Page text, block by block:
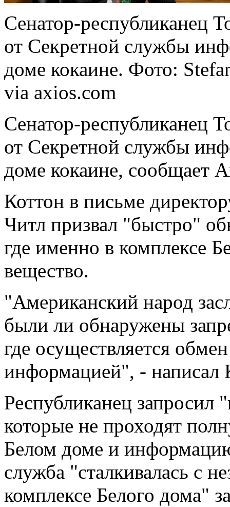
Сенатор-республиканец
от Секретной службы
доме кокаине. Фото:
via axios.com
Сенатор-республиканец
от Секретной службы
доме кокаине, сообщает
Коттон в письме
Читл призвал "быстро"
где именно в комплексе
вещество.
"Американский народ
были ли обнаружены
где осуществляется
информацией", - написал
Республиканец
которые не проходят
Белом доме и
служба "сталкивалась с
комплексе Белого дома"